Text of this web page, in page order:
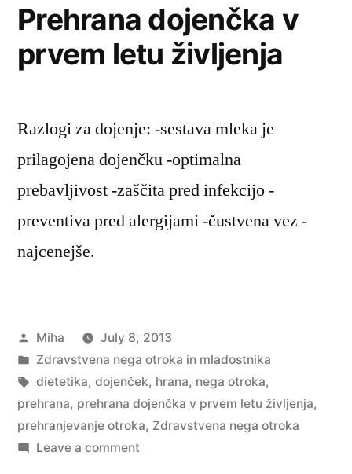
snovi
Prehrana dojenčka v
prvem letu življenja
Razlogi za dojenje: -sestava mleka je
prilagojena dojenčku -optimalna
prebavljivost -zaščita pred infekcijo -
preventiva pred alergijami -čustvena vez -
najcenejše.
Posted
by
Miha
July 8, 2013
Posted
in
Zdravstvena nega otroka in mladostnika
Tags:
dietetika, dojenček, hrana, nega otroka,
prehrana, prehrana dojenčka v prvem letu življenja,
prehranjevanje otroka, Zdravstvena nega otroka
Leave a commenton